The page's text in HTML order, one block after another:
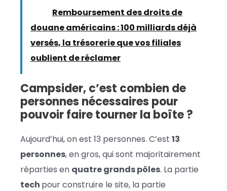
Remboursement des droits de
douane américains : 100 milliards déjà
versés, la trésorerie que vos filiales
oublient de réclamer
Campsider, c’est combien de
personnes nécessaires pour
pouvoir faire tourner la boîte ?
Aujourd’hui, on est 13 personnes. C’est 13
personnes, en gros, qui sont majoritairement
réparties en quatre grands pôles. La partie
tech pour construire le site, la partie